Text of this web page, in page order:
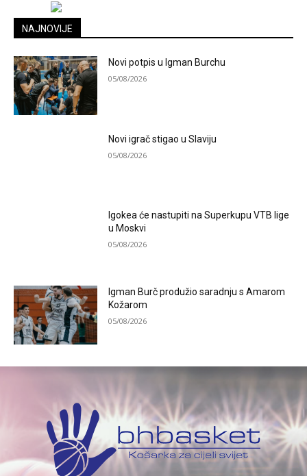
NAJNOVIJE
Novi potpis u Igman Burchu
05/08/2026
Novi igrač stigao u Slaviju
05/08/2026
Igokea će nastupiti na Superkupu VTB lige
u Moskvi
05/08/2026
Igman Burč produžio saradnju s Amarom
Kožarom
05/08/2026